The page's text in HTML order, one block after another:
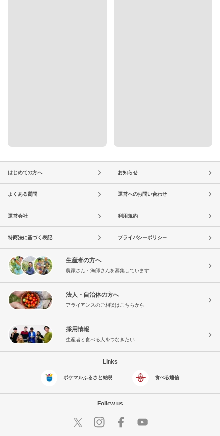
はじめての方へ お知らせ
よくある質問 運営へのお問い合わせ
運営会社 利用規約
特商法に基づく表記 プライバシーポリシー
生産者の方へ
農家さん・漁師さんを募集しています!
法人・自治体の方へ
アライアンスのご相談はこちらから
採用情報
生産者と食べる人をつなぎたい
Links
ポケマルふるさと納税 食べる通信
Follow us